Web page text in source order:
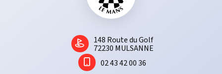
1​48 Route du Golf
72230 MULSANNE
02 43 42 00 36